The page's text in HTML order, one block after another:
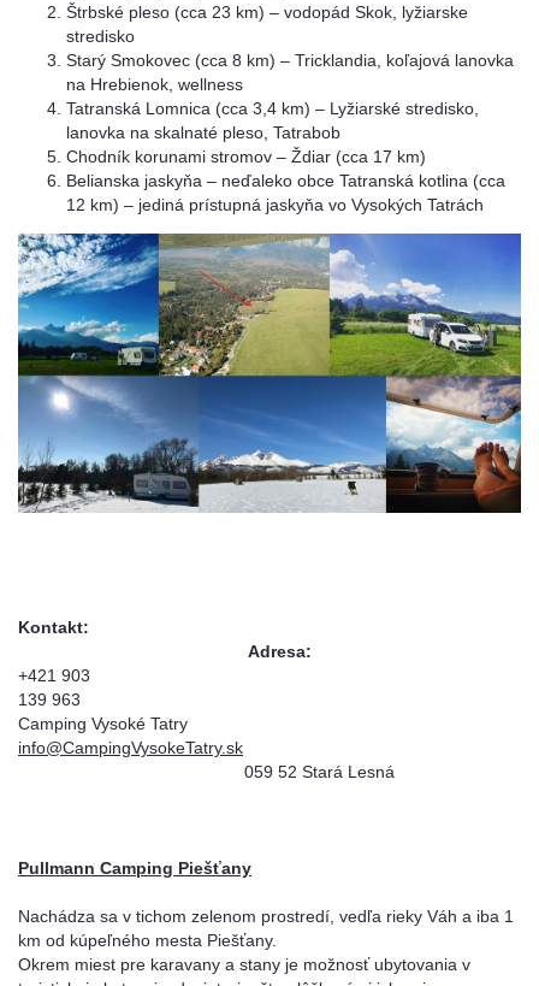
Štrbské pleso (cca 23 km) – vodopád Skok, lyžiarske
stredisko
Starý Smokovec (cca 8 km) – Tricklandia, koľajová lanovka
na Hrebienok, wellness
Tatranská Lomnica (cca 3,4 km) – Lyžiarské stredisko,
lanovka na skalnaté pleso, Tatrabob
Chodník korunami stromov – Ždiar (cca 17 km)
Belianska jaskyňa – neďaleko obce Tatranská kotlina (cca
12 km) – jediná prístupná jaskyňa vo Vysokých Tatrách
Kontakt:
Adresa:
+421 903
139
Camping Vysoké Tatry
info@CampingVysokeTatry.sk
059 52 Stará Lesná
Pullmann Camping Piešťany
Nachádza sa v tichom zelenom prostredí, vedľa rieky Váh a iba 1
km od kúpeľného mesta Piešťany.
Okrem miest pre karavany a stany je možnosť ubytovania v